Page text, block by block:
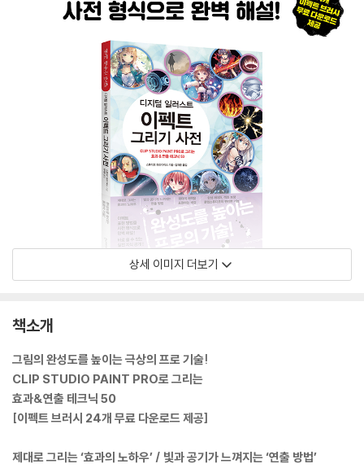
상세 이미지 더보기
책소개
그림의 완성도를 높이는 극상의 프로 기술!
CLIP STUDIO PAINT PRO로 그리는
효과&연출 테크닉 50
[이펙트 브러시 24개 무료 다운로드 제공]
제대로 그리는 ‘효과의 노하우’ / 빛과 공기가 느껴지는 ‘연출 방법’